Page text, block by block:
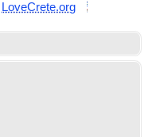
LoveCrete.org